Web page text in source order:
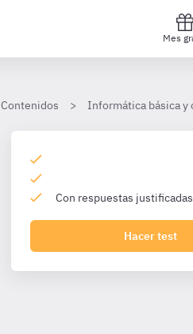
Mes
Contenidos Informática básica y
Con respuestas justificadas
Hacer test